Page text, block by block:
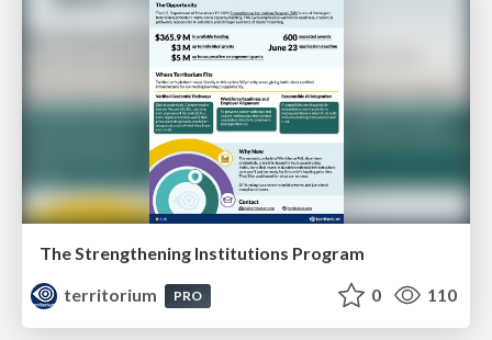
The Strengthening Institutions Program
territorium
PRO 0 110